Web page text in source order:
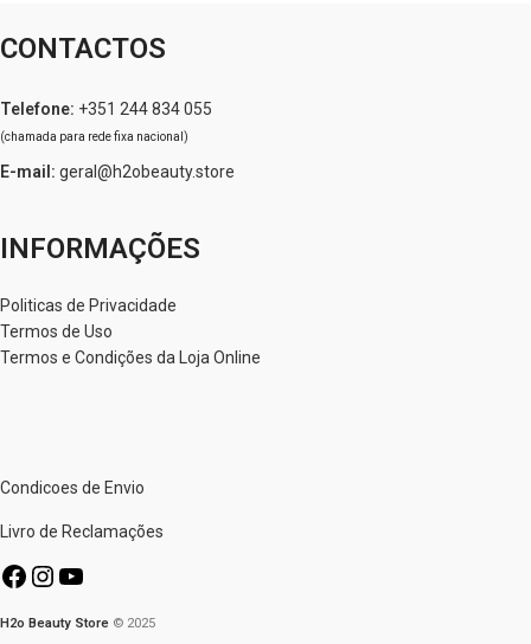
CONTACTOS
Telefone: +351 244 834 055
(chamada para rede fixa nacional)
E-mail: geral@h2obeauty.store
INFORMAÇÕES
Politicas de Privacidade
Termos de Uso
Termos e Condições da Loja Online
Condicoes de Envio
Livro de Reclamações
H2o Beauty Store © 2025